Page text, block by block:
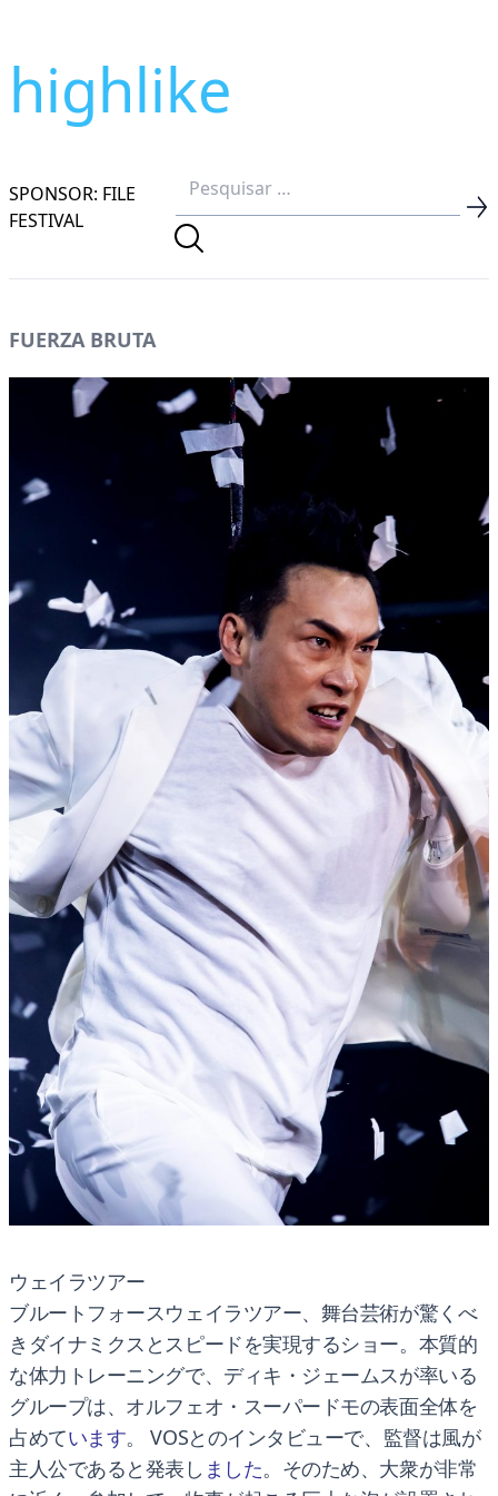
highlike
SPONSOR: FILE
FESTIVAL
FUERZA BRUTA
ウェイラツアー
ブルートフォースウェイラツアー、舞台芸術が驚くべ
きダイナミクスとスピードを実現するショー。本質的
な体力トレーニングで、ディキ・ジェームスが率いる
グループは、オルフェオ・スーパードモの表面全体を
占めています。 VOSとのインタビューで、監督は風が
主人公であると発表し ました。そのため、大衆が非常